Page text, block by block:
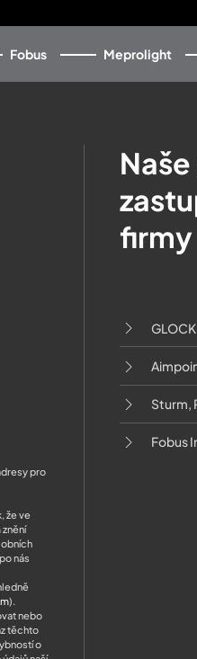
Fobus Meprolight
pro
že ve
nás
).
nebo
těchto
o
firmy
Sturm,
Fobus